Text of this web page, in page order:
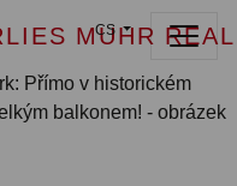
CS